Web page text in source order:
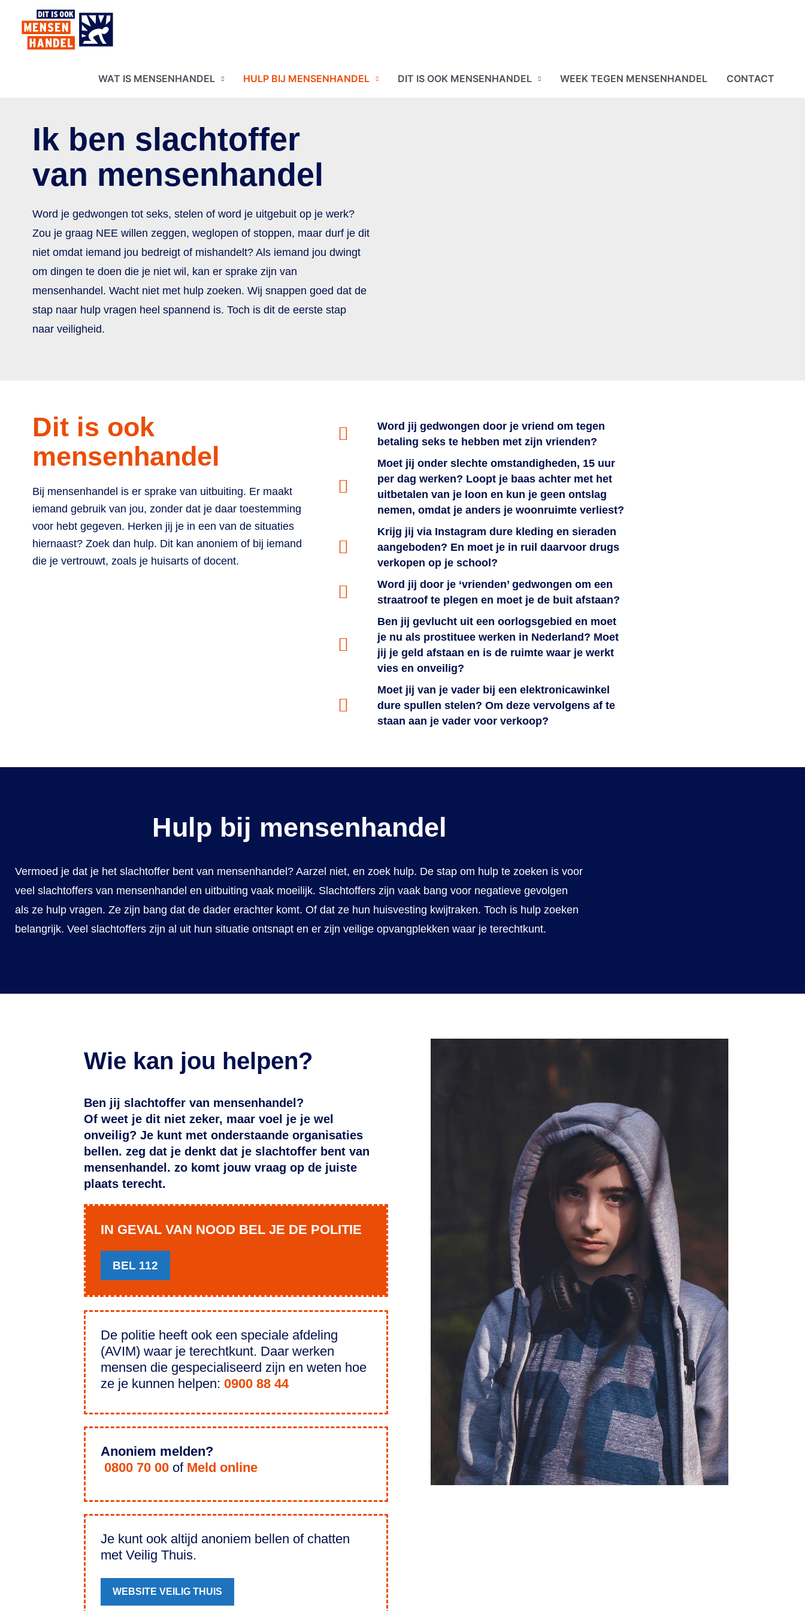
inhoud
WAT IS MENSENHANDEL HULP BIJ MENSENHANDEL DIT IS OOK MENSENHANDEL WEEK TEGEN MENSENHANDEL CONTACT
Ik ben slachtoffer
van mensenhandel
Word je gedwongen tot seks, stelen of word je uitgebuit op je werk?
Zou je graag NEE willen zeggen, weglopen of stoppen, maar durf je dit
niet omdat iemand jou bedreigt of mishandelt? Als iemand jou dwingt
om dingen te doen die je niet wil, kan er sprake zijn van
mensenhandel. Wacht niet met hulp zoeken. Wij snappen goed dat de
stap naar hulp vragen heel spannend is. Toch is dit de eerste stap
naar veiligheid.
Dit is ook
mensenhandel
Bij mensenhandel is er sprake van uitbuiting. Er maakt
iemand gebruik van jou, zonder dat je daar toestemming
voor hebt gegeven. Herken jij je in een van de situaties
hiernaast? Zoek dan hulp. Dit kan anoniem of bij iemand
die je vertrouwt, zoals je huisarts of docent.
Word jij gedwongen door je vriend om tegen
betaling seks te hebben met zijn vrienden?
Moet jij onder slechte omstandigheden, 15 uur
per dag werken? Loopt je baas achter met het
uitbetalen van je loon en kun je geen ontslag
nemen, omdat je anders je woonruimte verliest?
Krijg jij via Instagram dure kleding en sieraden
aangeboden? En moet je in ruil daarvoor drugs
verkopen op je school?
Word jij door je ‘vrienden’ gedwongen om een
straatroof te plegen en moet je de buit afstaan?
Ben jij gevlucht uit een oorlogsgebied en moet
je nu als prostituee werken in Nederland? Moet
jij je geld afstaan en is de ruimte waar je werkt
vies en onveilig?
Moet jij van je vader bij een elektronicawinkel
dure spullen stelen? Om deze vervolgens af te
staan aan je vader voor verkoop?
Hulp bij mensenhandel
Vermoed je dat je het slachtoffer bent van mensenhandel? Aarzel niet, en zoek hulp. De stap om hulp te zoeken is voor
veel slachtoffers van mensenhandel en uitbuiting vaak moeilijk. Slachtoffers zijn vaak bang voor negatieve gevolgen
als ze hulp vragen. Ze zijn bang dat de dader erachter komt. Of dat ze hun huisvesting kwijtraken. Toch is hulp zoeken
belangrijk. Veel slachtoffers zijn al uit hun situatie ontsnapt en er zijn veilige opvangplekken waar je terechtkunt.
Wie kan jou helpen?
Ben jij slachtoffer van mensenhandel?
Of weet je dit niet zeker, maar voel je je wel
onveilig? Je kunt met onderstaande organisaties
bellen. zeg dat je denkt dat je slachtoffer bent van
mensenhandel. zo komt jouw vraag op de juiste
plaats terecht.
IN GEVAL VAN NOOD BEL JE DE POLITIE
BEL 112
De politie heeft ook een speciale afdeling
(AVIM) waar je terechtkunt. Daar werken
mensen die gespecialiseerd zijn en weten hoe
ze je kunnen helpen: 0900 88 44
Anoniem melden?
0800 70 00of Meld online
Je kunt ook altijd anoniem bellen of chatten
met Veilig Thuis.
WEBSITE VEILIG THUIS